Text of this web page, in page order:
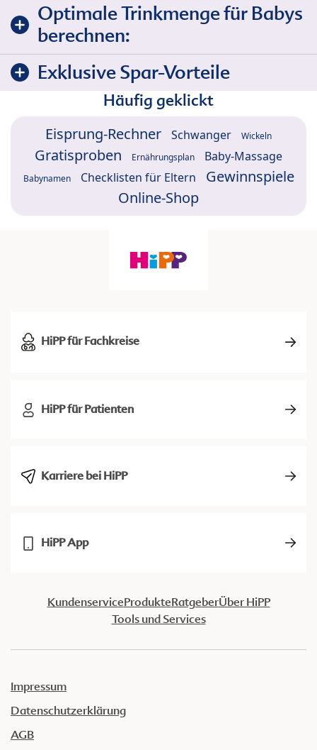
Optimale Trinkmenge für Babys
berechnen:
Exklusive Spar-Vorteile
Häufig geklickt
Eisprung-Rechner Schwanger Wickeln
Gratisproben Ernährungsplan Baby-Massage
Babynamen Checklisten für Eltern
Gewinnspiele
Online-Shop
HiPP für Fachkreise
HiPP für Patienten
Karriere bei HiPP
HiPP App
KundenserviceProdukteRatgeberÜber HiPP
Tools und Services
Impressum
Datenschutzerklärung
AGB